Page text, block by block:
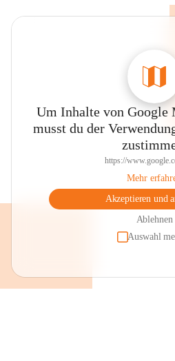
Um Inhalte von Google
musst du der
https://
Mehr
Akzeptieren und
Ablehnen
Auswahl